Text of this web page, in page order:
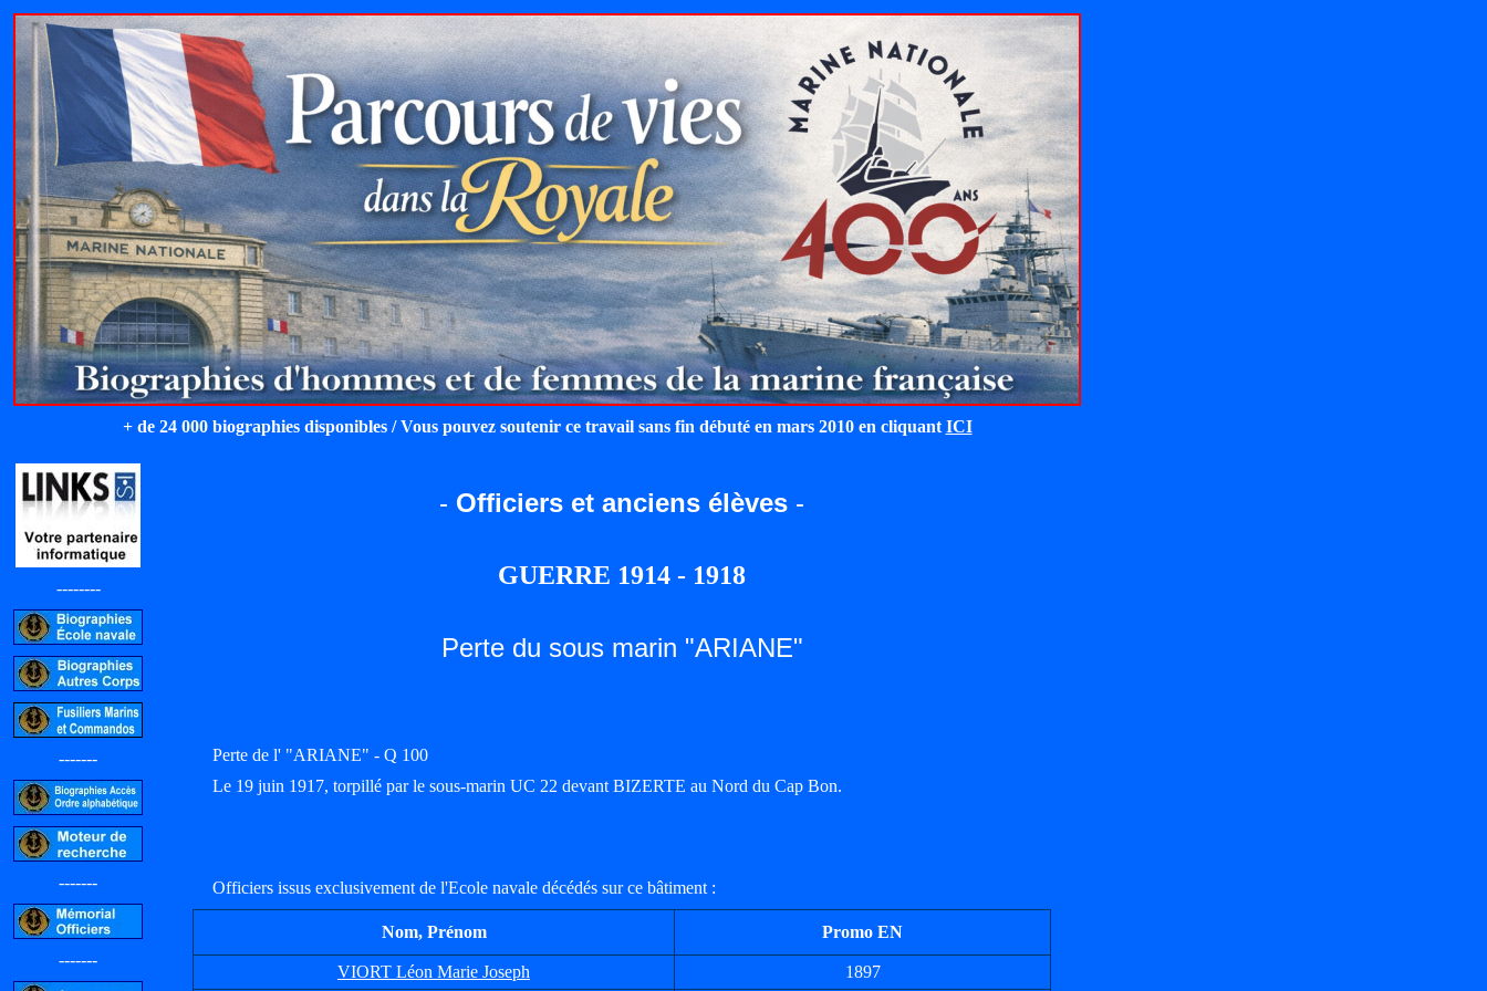
+ de 24 000 biographies disponibles / Vous pouvez soutenir ce travail sans fin débuté en mars 2010 en cliquant ICI
--------
-------
-------
-------
- Officiers et anciens élèves -
GUERRE 1914 - 1918
Perte du sous marin "ARIANE"
Perte de l' "ARIANE" - Q 100
Le 19 juin 1917, torpillé par le sous-marin UC 22 devant BIZERTE au Nord du Cap Bon.
Officiers issus exclusivement de l'Ecole navale décédés sur ce bâtiment :
Nom, Prénom Promo EN
VIORT Léon Marie Joseph 1897